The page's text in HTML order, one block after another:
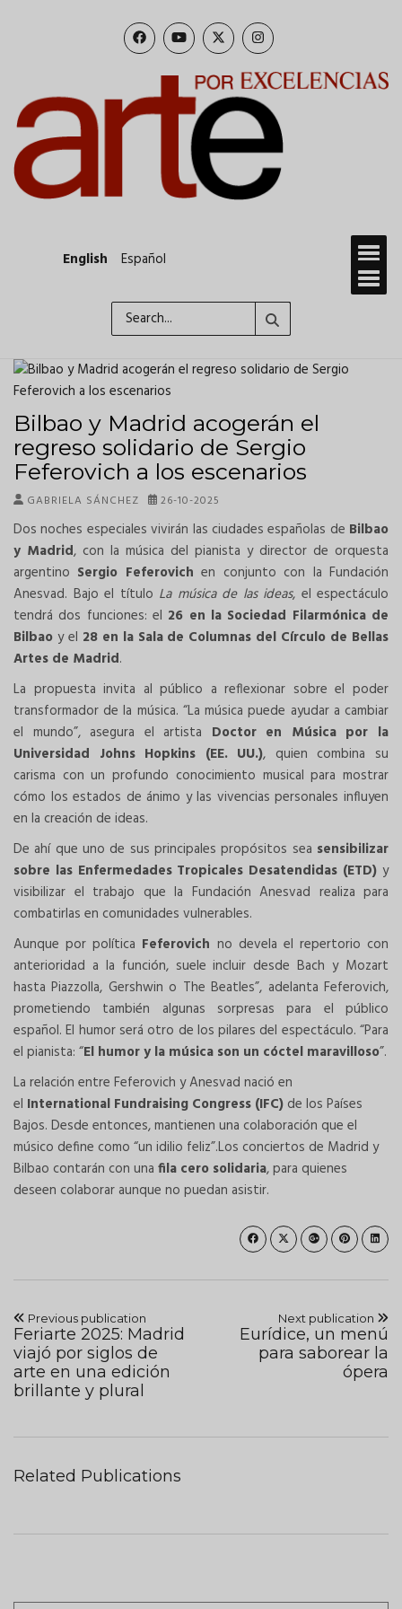
English Español
Bilbao y Madrid acogerán el
regreso solidario de Sergio
Feferovich a los escenarios
GABRIELA SÁNCHEZ 26-10-2025
Dos noches especiales vivirán las ciudades españolas de Bilbao
y Madrid, con la música del pianista y director de orquesta
argentino Sergio Feferovich en conjunto con la Fundación
Anesvad. Bajo el título La música de las ideas, el espectáculo
tendrá dos funciones: el 26 en la Sociedad Filarmónica de
Bilbao y el 28 en la Sala de Columnas del Círculo de Bellas
Artes de Madrid.
La propuesta invita al público a reflexionar sobre el poder
transformador de la música. “La música puede ayudar a cambiar
el mundo”, asegura el artista Doctor en Música por la
Universidad Johns Hopkins (EE. UU.), quien combina su
carisma con un profundo conocimiento musical para mostrar
cómo los estados de ánimo y las vivencias personales influyen
en la creación de ideas.
De ahí que uno de sus principales propósitos sea sensibilizar
sobre las Enfermedades Tropicales Desatendidas (ETD) y
visibilizar el trabajo que la Fundación Anesvad realiza para
combatirlas en comunidades vulnerables.
Aunque por política Feferovich no devela el repertorio con
anterioridad a la función, suele incluir desde Bach y Mozart
hasta Piazzolla, Gershwin o The Beatles”, adelanta Feferovich,
prometiendo también algunas sorpresas para el público
español. El humor será otro de los pilares del espectáculo. “Para
el pianista: “El humor y la música son un cóctel maravilloso”.
La relación entre Feferovich y Anesvad nació en
el International Fundraising Congress (IFC) de los Países
Bajos. Desde entonces, mantienen una colaboración que el
músico define como “un idilio feliz”.Los conciertos de Madrid y
Bilbao contarán con una fila cero solidaria, para quienes
deseen colaborar aunque no puedan asistir.
Previous publication
Feriarte 2025: Madrid
viajó por siglos de
arte en una edición
brillante y plural
Next publication
Eurídice, un menú
para saborear la
ópera
Related Publications
Pagination